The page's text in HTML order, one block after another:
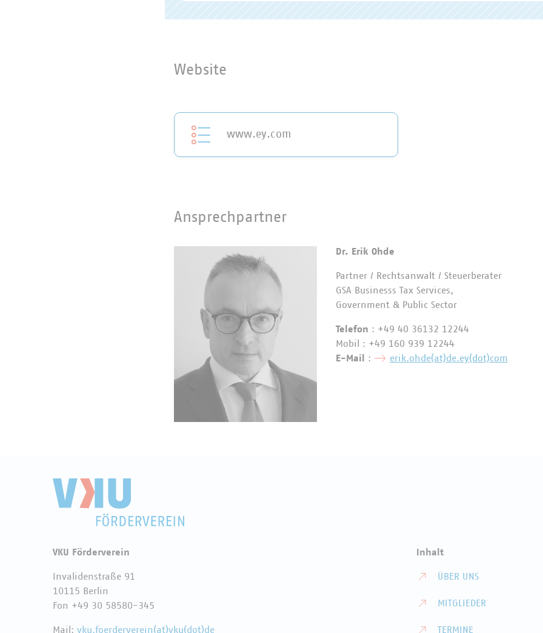
Website
www.ey.com
Ansprechpartner
Dr. Erik Ohde
Partner / Rechtsanwalt / Steuerberater
GSA Businesss Tax Services,
Government & Public Sector
Telefon : +49 40 36132 12244
Mobil : +49 160 939 12244
E-Mail : erik.ohde(at)de.ey(dot)com
VKU Förderverein
Invalidenstraße 91
10115 Berlin
Fon +49 30 58580-345
Mail: vku.foerderverein(at)vku(dot)de
Inhalt
ÜBER UNS
MITGLIEDER
TERMINE